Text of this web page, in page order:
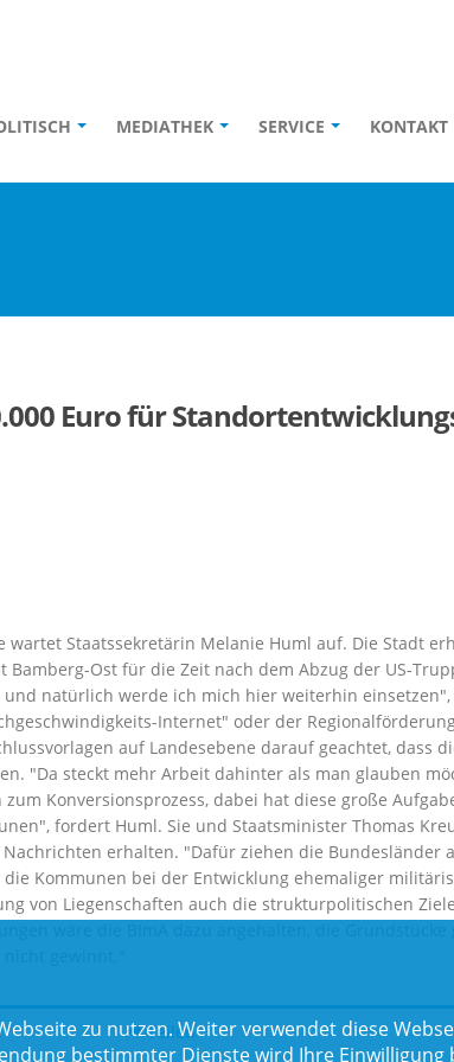
MEDIATHEK SERVICE KONTAKT
Euro für
Staatssekretärin Melanie Huml auf. Die Stadt
Ost für die Zeit nach dem Abzug der US-
natürlich werde ich mich hier weiterhin
Internet" oder der
auf Landesebene darauf geachtet, dass
"Da steckt mehr Arbeit dahinter als man glauben
Konversionsprozess, dabei hat diese große
fordert Huml. Sie und Staatsminister Thomas
erhalten. "Dafür ziehen die Bundesländer
Kommunen bei der Entwicklung ehemaliger
von Liegenschaften auch die strukturpolitischen
Teilen
zu nutzen. Weiter verwendet diese
bestimmter Dienste wird Ihre